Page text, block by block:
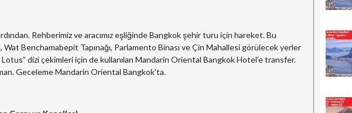
Rehberimiz ve aracımız eşliğinde Bangkok şehir turu için hareket. Bu
Wat Benchamabepit Tapınağı, Parlamento Binası ve Çin Mahallesi görülecek yerler
dizi çekimleri için de kullanılan Mandarin Oriental Bangkok Hotel’e transfer.
Geceleme Mandarin Oriental Bangkok’ta.